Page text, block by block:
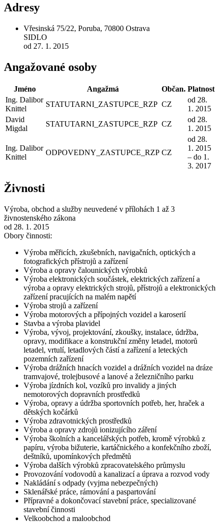
Adresy
Vřesinská 75/22, Poruba, 70800 Ostrava
SIDLO
od 27. 1. 2015
Angažované osoby
Jméno Angažmá Občan. Platnost
Ing. Dalibor
Knittel
STATUTARNI_ZASTUPCE_RZP CZ
od 28.
1. 2015
David
Migdal
STATUTARNI_ZASTUPCE_RZP CZ
od 28.
1. 2015
Ing. Dalibor
Knittel
ODPOVEDNY_ZASTUPCE_RZP CZ
od 28.
1. 2015
– do 1.
3. 2017
Živnosti
Výroba, obchod a služby neuvedené v přílohách 1 až 3
živnostenského zákona
od 28. 1. 2015
Obory činnosti:
Výroba měřicích, zkušebních, navigačních, optických a
fotografických přístrojů a zařízení
Výroba a opravy čalounických výrobků
Výroba elektronických součástek, elektrických zařízení a
výroba a opravy elektrických strojů, přístrojů a elektronických
zařízení pracujících na malém napětí
Výroba strojů a zařízení
Výroba motorových a přípojných vozidel a karoserií
Stavba a výroba plavidel
Výroba, vývoj, projektování, zkoušky, instalace, údržba,
opravy, modifikace a konstrukční změny letadel, motorů
letadel, vrtulí, letadlových částí a zařízení a leteckých
pozemních zařízení
Výroba drážních hnacích vozidel a drážních vozidel na dráze
tramvajové, trolejbusové a lanové a železničního parku
Výroba jízdních kol, vozíků pro invalidy a jiných
nemotorových dopravních prostředků
Výroba, opravy a údržba sportovních potřeb, her, hraček a
dětských kočárků
Výroba zdravotnických prostředků
Výroba a opravy zdrojů ionizujícího záření
Výroba školních a kancelářských potřeb, kromě výrobků z
papíru, výroba bižuterie, kartáčnického a konfekčního zboží,
deštníků, upomínkových předmětů
Výroba dalších výrobků zpracovatelského průmyslu
Provozování vodovodů a kanalizací a úprava a rozvod vody
Nakládání s odpady (vyjma nebezpečných)
Sklenářské práce, rámování a paspartování
Přípravné a dokončovací stavební práce, specializované
stavební činnosti
Velkoobchod a maloobchod